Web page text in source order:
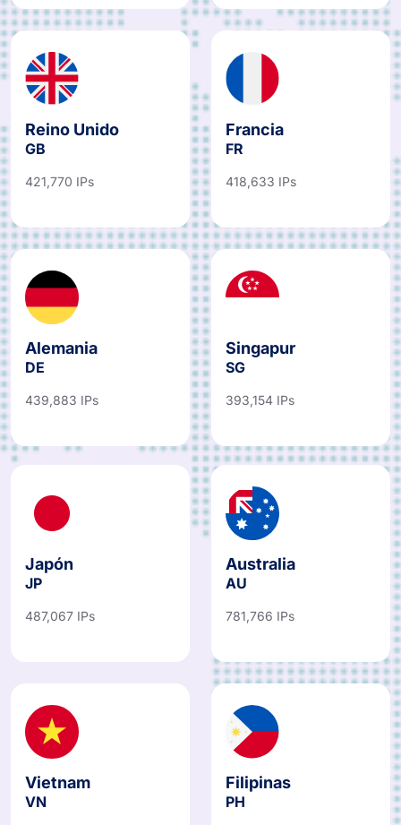
Reino Unido
GB
421,770 IPs
Francia
FR
418,633 IPs
Alemania
DE
439,883 IPs
Singapur
SG
393,154 IPs
Japón
JP
487,067 IPs
Australia
AU
781,766 IPs
Vietnam
VN
Filipinas
PH